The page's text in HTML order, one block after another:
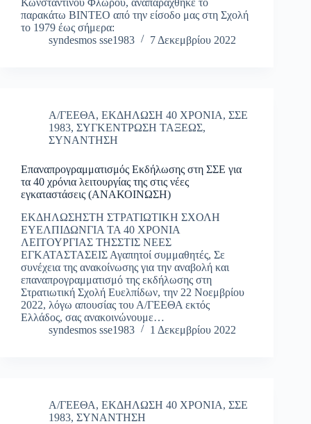
παρακάτω ΒΙΝΤΕΟ από την είσοδο μας στη Σχολή
το 1979 έως σήμερα:
syndesmos sse1983
7 Δεκεμβρίου 2022
Α/ΓΕΕΘΑ, ΕΚΔΗΛΩΣΗ 40 ΧΡΟΝΙΑ, ΣΣΕ
1983, ΣΥΓΚΕΝΤΡΩΣΗ ΤΑΞΕΩΣ,
ΣΥΝΑΝΤΗΣΗ
Επαναπρογραμματισμός Εκδήλωσης στη ΣΣΕ για
τα 40 χρόνια λειτουργίας της στις νέες
εγκαταστάσεις (ΑΝΑΚΟΙΝΩΣΗ)
ΕΚΔΗΛΩΣΗΣΤΗ ΣΤΡΑΤΙΩΤΙΚΗ ΣΧΟΛΗ
ΕΥΕΛΠΙΔΩΝΓΙΑ ΤΑ 40 ΧΡΟΝΙΑ
ΛΕΙΤΟΥΡΓΙΑΣ ΤΗΣΣΤΙΣ ΝΕΕΣ
ΕΓΚΑΤΑΣΤΑΣΕΙΣ Αγαπητοί συμμαθητές, Σε
συνέχεια της ανακοίνωσης για την αναβολή και
επαναπρογραμματισμό της εκδήλωσης στη
Στρατιωτική Σχολή Ευελπίδων, την 22 Νοεμβρίου
2022, λόγω απουσίας του Α/ΓΕΕΘΑ εκτός
Ελλάδος, σας ανακοινώνουμε…
syndesmos sse1983
1 Δεκεμβρίου 2022
Α/ΓΕΕΘΑ, ΕΚΔΗΛΩΣΗ 40 ΧΡΟΝΙΑ, ΣΣΕ
1983, ΣΥΝΑΝΤΗΣΗ